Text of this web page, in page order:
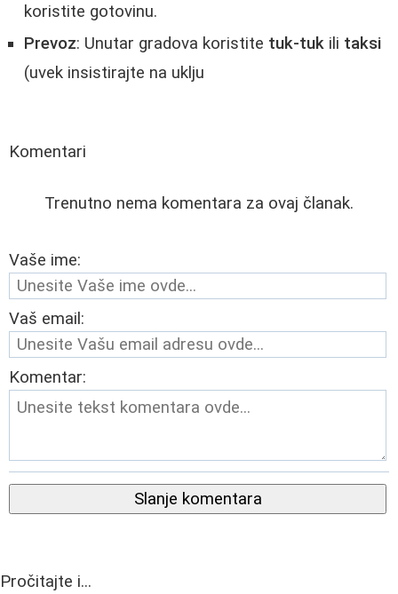
koristite gotovinu.
Prevoz: Unutar gradova koristite tuk-tuk ili taksi
(uvek insistirajte na uklju
Komentari
Trenutno nema komentara za ovaj članak.
Vaše ime:
Vaš email:
Komentar:
Slanje komentara
Pročitajte i...